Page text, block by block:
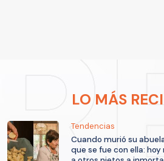
LO MÁS
Tendencias
Cuando murió su
que se fue con ella: